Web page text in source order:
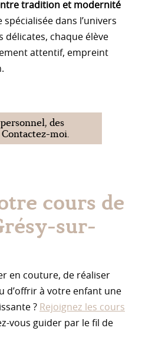
tradition et modernité
spécialisée dans l’univers
délicates, chaque élève
attentif, empreint
des
Contactez-moi.
cours de
sur-
en couture, de réaliser
d’offrir à votre enfant une
? Rejoignez les cours
vous guider par le fil de